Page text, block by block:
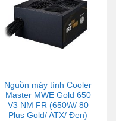
Nguồn máy tính Cooler
Master MWE Gold 650
V3 NM FR (650W/ 80
Plus Gold/ ATX/ Đen)